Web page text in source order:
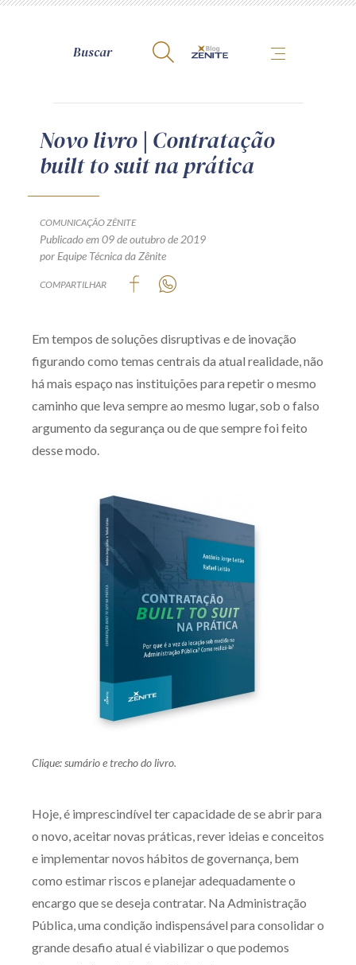
A Zênite
Como publicar conosco
Termos de uso
Guia de Direitos dos Titulares de Dados
Produtos e serviços
Zênite Fácil IA
Capacitação
Zênite Online
Eventos presenciais
Zênite in Company
Batel Curitiba/PR CEP80240-000
Telefone (41) 2109-8666
Whatsapp (41) 98881-6616
Novo livro | Contratação
built to suit na prática
COMUNICAÇÃO ZÊNITE
Publicado em 09 de outubro de 2019
por Equipe Técnica da Zênite
COMPARTILHAR
Em tempos de soluções disruptivas e de inovação
figurando como temas centrais da atual realidade, não
há mais espaço nas instituições para repetir o mesmo
caminho que leva sempre ao mesmo lugar, sob o falso
argumento da segurança ou de que sempre foi feito
desse modo.
Clique: sumário e trecho do livro.
Hoje, é imprescindível ter capacidade de se abrir para
o novo, aceitar novas práticas, rever ideias e conceitos
e implementar novos hábitos de governança, bem
como estimar riscos e planejar adequadamente o
encargo que se deseja contratar. Na Administração
Pública, uma condição indispensável para consolidar o
grande desafio atual é viabilizar o que podemos